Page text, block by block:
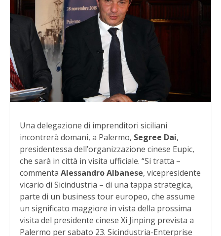
Una delegazione di imprenditori siciliani
incontrerà domani, a Palermo, Segree Dai,
presidentessa dell’organizzazione cinese Eupic,
che sarà in città in visita ufficiale. “Si tratta –
commenta Alessandro Albanese, vicepresidente
vicario di Sicindustria – di una tappa strategica,
parte di un business tour europeo, che assume
un significato maggiore in vista della prossima
visita del presidente cinese Xi Jinping prevista a
Palermo per sabato 23. Sicindustria-Enterprise